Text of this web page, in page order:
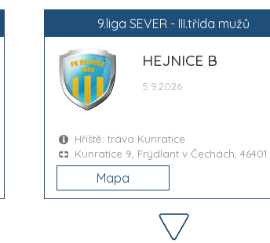
9.liga SEVER - III.třída mužů
HEJNICE B
5.9.2026
Hřiště: tráva Kunratice
Kunratice 9, Frýdlant v Čechách, 46401
Mapa